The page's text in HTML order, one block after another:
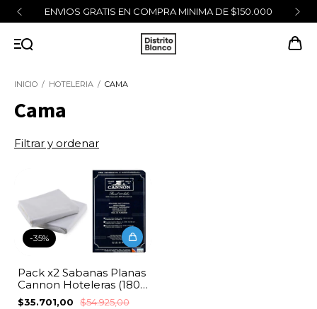
ENVIOS GRATIS EN COMPRA MINIMA DE $150.000
INICIO / HOTELERIA / CAMA
Cama
Filtrar y ordenar
1/ 4
-35%
Pack x2 Sabanas Planas
Cannon Hoteleras (180
Hilos) - Blanco
$35.701,00 $54.925,00